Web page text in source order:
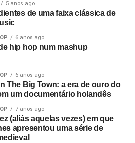
5 anos ago
de uma faixa clássica de
6 anos ago
hip hop num mashup
6 anos ago
The Big Town: a era de ouro do
um documentário holandês
7 anos ago
(aliás aquelas vezes) em que
apresentou uma série de